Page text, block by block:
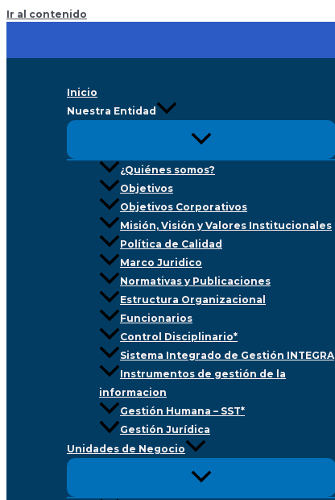
Ir al contenido
Inicio
Nuestra Entidad
¿Quiénes somos?
Objetivos
Objetivos Corporativos
Misión, Visión y Valores Institucionales
Política de Calidad
Marco Juridico
Normativas y Publicaciones
Estructura Organizacional
Funcionarios
Control Disciplinario*
Sistema Integrado de Gestión INTEGRA
Instrumentos de gestión de la
informacion
Gestión Humana – SST*
Gestión Jurídica
Unidades de Negocio